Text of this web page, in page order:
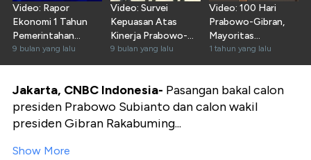
Video: Rapor
Ekonomi 1 Tahun
Pemerintahan
Prabowo-Gibran
9 bulan yang lalu
Video: Survei
Kepuasan Atas
Kinerja Prabowo-
Gibran Capai 78,1%
9 bulan yang lalu
Video: 100 Hari
Prabowo-Gibran,
Mayoritas
Masyarakat
Mengaku Puas
1 tahun yang lalu
Jakarta, CNBC Indonesia- Pasangan bakal calon
presiden Prabowo Subianto dan calon wakil
presiden Gibran Rakabuming...
Show More